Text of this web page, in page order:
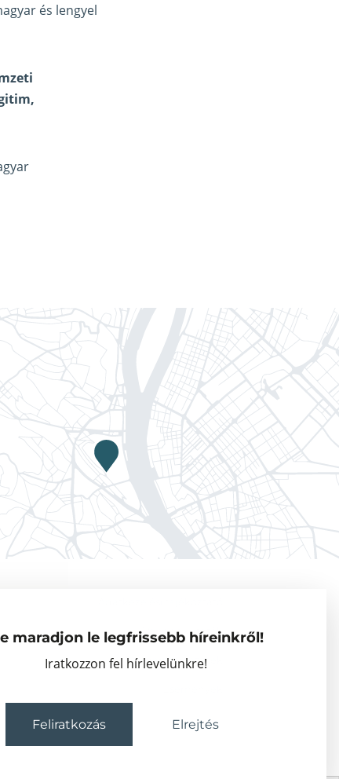
maradjon le legfrissebb híreinkről!
Iratkozzon fel hírlevelünkre!
Feliratkozás Elrejtés
és lengyel
Vendégkutatók
Partnerszervezetek